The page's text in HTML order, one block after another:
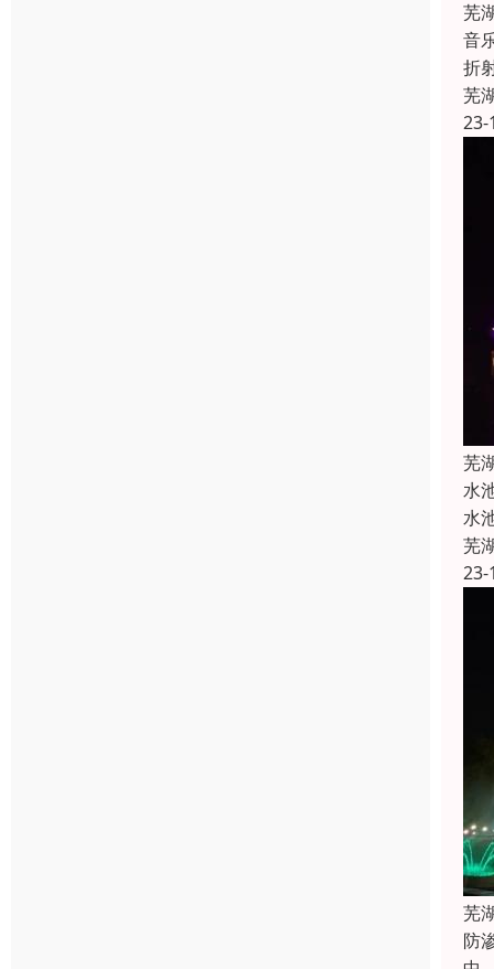
芜
音
折
芜
23-
芜
水
水
芜
23-
芜
防